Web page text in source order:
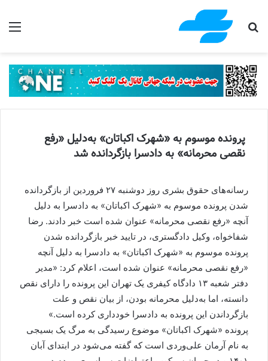
جستجو برای
پرونده موسوم به «شهرک اکباتان» به‌دلیل «رفع
نقصی محرمانه» به دادسرا بازگردانده شد
رسانه‌های حقوق بشری روز دوشنبه ۲۷ فروردین از بازگردانده
شدن پرونده موسوم به «شهرک اکباتان» به دادسرا به دلیل
آنچه «رفع نقصی محرمانه» عنوان شده است خبر دادند. رضا
شفاخواه، وکیل دادگستری، در تایید خبر بازگردانده شدن
پرونده موسوم به «شهرک اکباتان» به دادسرا به دلیل آنچه
«رفع نقصی محرمانه» عنوان شده است، اعلام کرد: «مدیر
دفتر شعبه ۱۳ دادگاه کیفری یک تهران این پرونده را دارای نقص
دانسته، اما به‌دلیل محرمانه بودن، از بیان نقص و علت
بازگرداندن این پرونده به دادسرا خودداری کرده است.»
پرونده «شهرک اکباتان» موضوع رسیدگی به مرگ یک بسیجی
به نام آرمان علی‌وردی است که گفته می‌شود در ابتدای آبان